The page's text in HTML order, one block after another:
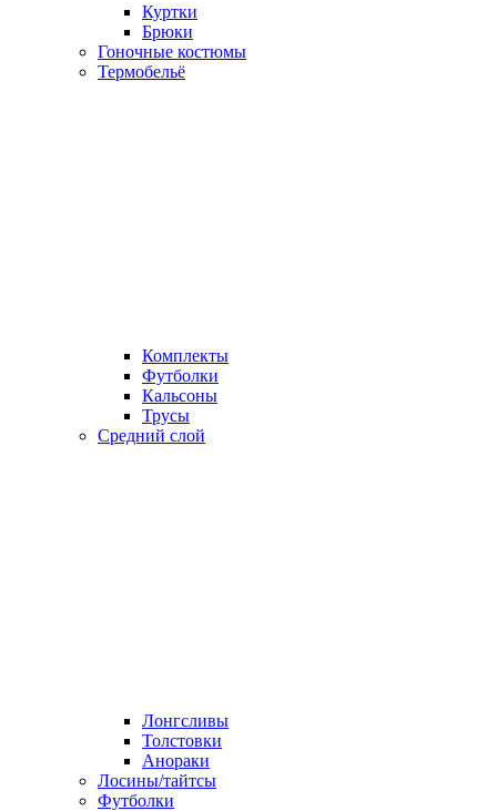
Куртки
Брюки
Гоночные костюмы
Термобельё
Комплекты
Футболки
Кальсоны
Трусы
Средний слой
Лонгсливы
Толстовки
Анораки
Лосины/тайтсы
Футболки